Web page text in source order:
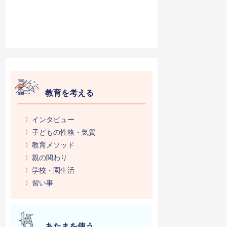
教育を考える
〉インタビュー
〉子どもの性格・気質
〉教育メソッド
〉親の関わり
〉学校・園生活
〉習い事